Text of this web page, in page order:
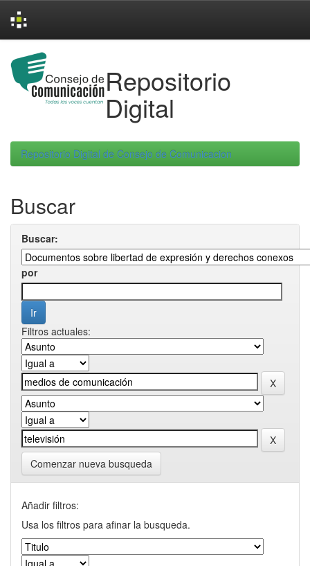
navigation
Repositorio
Digital
Repositorio Digital de Consejo de Comunicacion
Buscar
Buscar:
por
Filtros actuales:
Comenzar nueva busqueda
Añadir filtros:
Usa los filtros para afinar la busqueda.